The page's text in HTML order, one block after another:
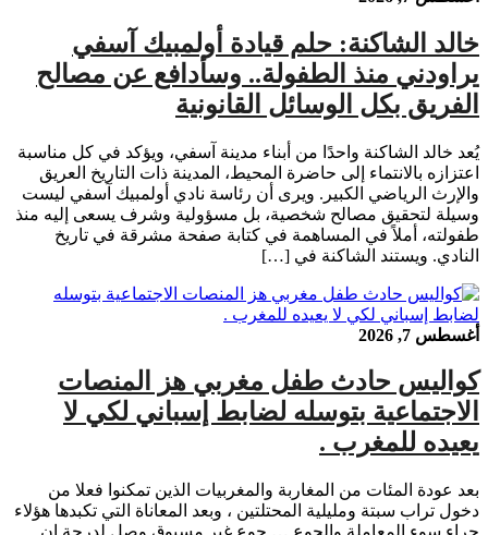
خالد الشاكنة: حلم قيادة أولمبيك آسفي
يراودني منذ الطفولة.. وسأدافع عن مصالح
الفريق بكل الوسائل القانونية
يُعد خالد الشاكنة واحدًا من أبناء مدينة آسفي، ويؤكد في كل مناسبة
اعتزازه بالانتماء إلى حاضرة المحيط، المدينة ذات التاريخ العريق
والإرث الرياضي الكبير. ويرى أن رئاسة نادي أولمبيك آسفي ليست
وسيلة لتحقيق مصالح شخصية، بل مسؤولية وشرف يسعى إليه منذ
طفولته، أملاً في المساهمة في كتابة صفحة مشرقة في تاريخ
النادي. ويستند الشاكنة في […]
أغسطس 7, 2026
كواليس حادث طفل مغربي هز المنصات
الاجتماعية بتوسله لضابط إسباني لكي لا
يعيده للمغرب .
بعد عودة المئات من المغاربة والمغربيات الذين تمكنوا فعلا من
دخول تراب سبتة ومليلية المحتلتين ، وبعد المعاناة التي تكبدها هؤلاء